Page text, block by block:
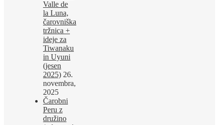
Valle de
la Luna,
čarovniška
tržnica +
ideje za
Tiwanaku
in Uyuni
(jesen
2025) 26.
novembra,
2025
Čarobni
Peru z
družino